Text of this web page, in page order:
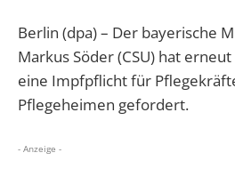
Berlin (dpa) – Der bayerische
Markus Söder (CSU) hat
eine Impfpflicht für
Pflegeheimen gefordert.
- Anzeige -